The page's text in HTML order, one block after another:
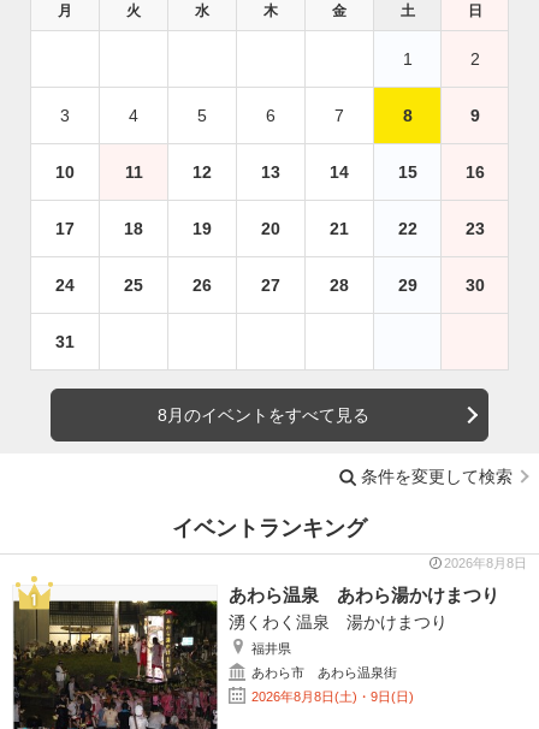
月 火 水 木 金 土 日
1 2
3 4 5 6 7 8 9
10 11 12 13 14 15 16
17 18 19 20 21 22 23
24 25 26 27 28 29 30
31
8月のイベントをすべて見る
条件を変更して検索
イベントランキング
2026年8月8日
あわら温泉 あわら湯かけまつり
湧くわく温泉 湯かけまつり
福井県
あわら市 あわら温泉街
2026年8月8日(土)・9日(日)